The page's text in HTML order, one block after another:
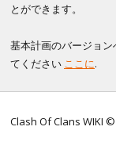
とができます。
基本計画のバージョ
てください ここに.
Clash Of Clans WIKI